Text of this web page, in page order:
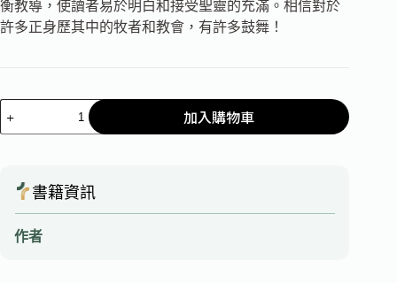
衡教導，使讀者易於明白和接受聖靈的充滿。相信對於
許多正身歷其中的牧者和教會，有許多鼓舞！
加入購物車
書籍資訊
作者